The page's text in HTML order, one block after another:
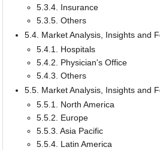
5.3.4. Insurance
5.3.5. Others
5.4. Market Analysis, Insights and
5.4.1. Hospitals
5.4.2. Physician's Office
5.4.3. Others
5.5. Market Analysis, Insights and
5.5.1. North America
5.5.2. Europe
5.5.3. Asia Pacific
5.5.4. Latin America